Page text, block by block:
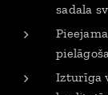
sadala
Izturīga